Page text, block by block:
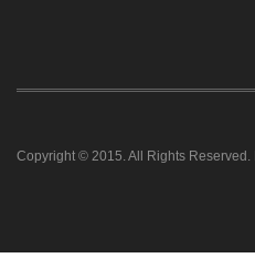
Copyright © 2015. All Rights Reserved.